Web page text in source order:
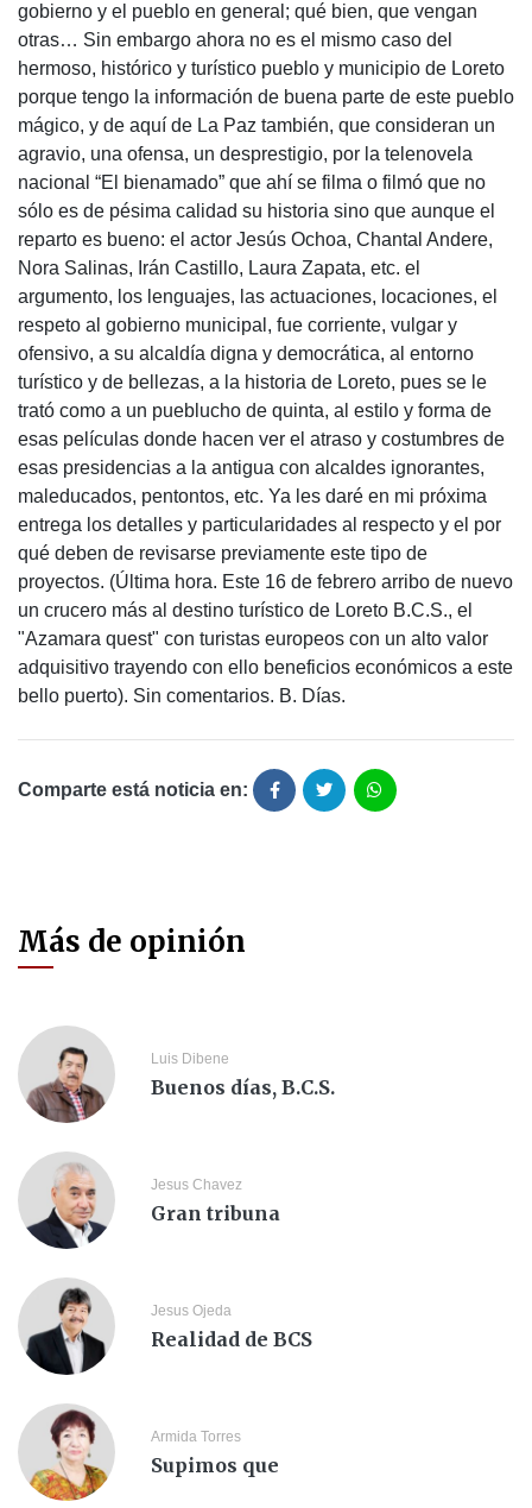
gobierno y el pueblo en general; qué bien, que vengan
otras… Sin embargo ahora no es el mismo caso del
hermoso, histórico y turístico pueblo y municipio de Loreto
porque tengo la información de buena parte de este pueblo
mágico, y de aquí de La Paz también, que consideran un
agravio, una ofensa, un desprestigio, por la telenovela
nacional “El bienamado” que ahí se filma o filmó que no
sólo es de pésima calidad su historia sino que aunque el
reparto es bueno: el actor Jesús Ochoa, Chantal Andere,
Nora Salinas, Irán Castillo, Laura Zapata, etc. el
argumento, los lenguajes, las actuaciones, locaciones, el
respeto al gobierno municipal, fue corriente, vulgar y
ofensivo, a su alcaldía digna y democrática, al entorno
turístico y de bellezas, a la historia de Loreto, pues se le
trató como a un pueblucho de quinta, al estilo y forma de
esas películas donde hacen ver el atraso y costumbres de
esas presidencias a la antigua con alcaldes ignorantes,
maleducados, pentontos, etc. Ya les daré en mi próxima
entrega los detalles y particularidades al respecto y el por
qué deben de revisarse previamente este tipo de
proyectos. (Última hora. Este 16 de febrero arribo de nuevo
un crucero más al destino turístico de Loreto B.C.S., el
"Azamara quest" con turistas europeos con un alto valor
adquisitivo trayendo con ello beneficios económicos a este
bello puerto). Sin comentarios. B. Días.
Comparte está noticia en:
Más de opinión
Luis Dibene
Buenos días, B.C.S.
Jesus Chavez
Gran tribuna
Jesus Ojeda
Realidad de BCS
Armida Torres
Supimos que